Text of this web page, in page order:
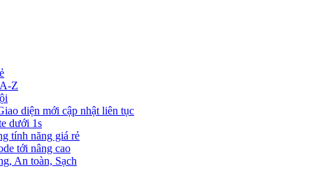
Z
diện mới cập nhật liên tục
dưới 1s
tính năng giá rẻ
tới nâng cao
An toàn, Sạch